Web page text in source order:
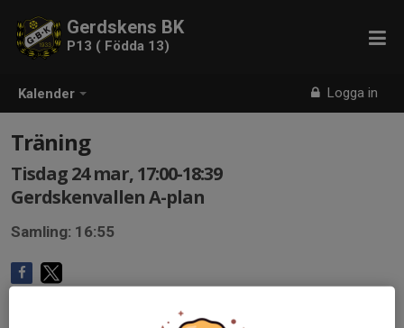
Kalender Logga in
Gerdskens BK
P13 ( Födda 13)
Träning
Tisdag 24 mar, 17:00-18:39
Gerdskenvallen A-plan
Samling: 16:55